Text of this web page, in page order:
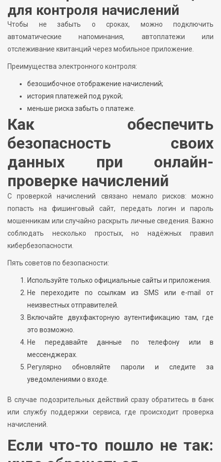
для контроля начислений
Чтобы не забыть о сроках, можно подключить
автоматические напоминания, автоплатежи или
отслеживание квитанций через мобильное приложение.
Преимущества электронного контроля:
безошибочное отображение начислений;
история платежей под рукой;
меньше риска забыть о платеже.
Как обеспечить
безопасность своих
данных при онлайн-
проверке начислений
С проверкой начислений связано немало рисков: можно
попасть на фишинговый сайт, передать логин и пароль
мошенникам или случайно раскрыть личные сведения. Важно
соблюдать несколько простых, но надёжных правил
кибербезопасности.
Пять советов по безопасности:
Используйте только официальные сайты и приложения.
Не переходите по ссылкам из SMS или e-mail от
неизвестных отправителей.
Включайте двухфакторную аутентификацию там, где
это возможно.
Не передавайте данные по телефону или в
мессенджерах.
Регулярно обновляйте пароли и следите за
уведомлениями о входе.
В случае подозрительных действий сразу обратитесь в банк
или службу поддержки сервиса, где происходит проверка
начислений.
Если что-то пошло не так: